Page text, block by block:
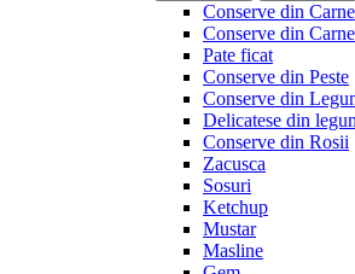
Conserve din
Conserve din
Pate ficat
Conserve din Peste
Conserve din
Delicatese din
Conserve din Rosii
Zacusca
Sosuri
Ketchup
Mustar
Masline